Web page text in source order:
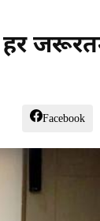
हर
Facebook